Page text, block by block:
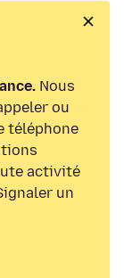
Nous
ou
téléphone
activité
un